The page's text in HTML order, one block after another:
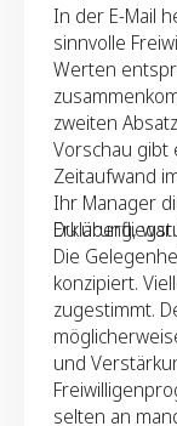
In der E-Mail
sinnvolle
Werten
zweiten
Vorschau gibt
Zeitaufwand
Ihr Manager
Erklärung,
Du
Die
konzipiert.
zugestimmt.
und
selten an